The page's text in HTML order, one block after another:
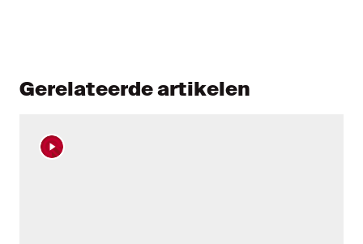
Gerelateerde artikelen